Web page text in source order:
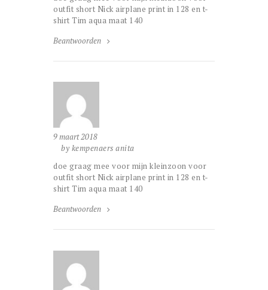
outfit short Nick airplane print in 128 en t-
shirt Tim aqua maat 140
Beantwoorden
9 maart 2018
by kempenaers anita
doe graag mee voor mijn kleinzoon voor
outfit short Nick airplane print in 128 en t-
shirt Tim aqua maat 140
Beantwoorden